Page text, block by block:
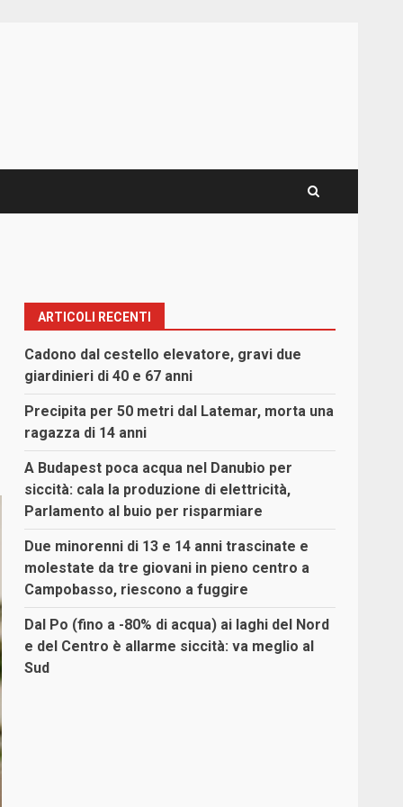
ARTICOLI RECENTI
Cadono dal cestello elevatore, gravi due
giardinieri di 40 e 67 anni
Precipita per 50 metri dal Latemar, morta una
ragazza di 14 anni
A Budapest poca acqua nel Danubio per
siccità: cala la produzione di elettricità,
Parlamento al buio per risparmiare
Due minorenni di 13 e 14 anni trascinate e
molestate da tre giovani in pieno centro a
Campobasso, riescono a fuggire
Dal Po (fino a -80% di acqua) ai laghi del Nord
e del Centro è allarme siccità: va meglio al
Sud